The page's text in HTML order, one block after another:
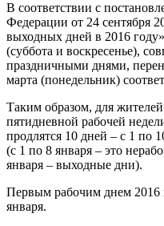
В соответствии с
Федерации от 24 сентября
выходных дней в 2016
(суббота и воскресенье),
праздничными днями,
марта (понедельник)
Таким образом, для
пятидневной рабочей
продлятся 10 дней – с 1 по
(с 1 по 8 января – это
января – выходные дни).
Первым рабочим днем 2016
января.